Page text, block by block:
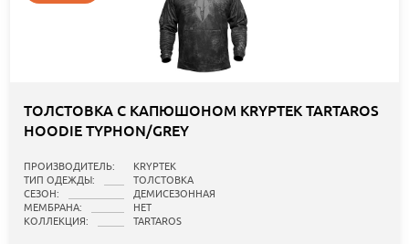
ТОЛСТОВКА С КАПЮШОНОМ KRYPTEK TARTAROS
HOODIE TYPHON/GREY
ПРОИЗВОДИТЕЛЬ:
KRYPTEK
ТИП ОДЕЖДЫ:
ТОЛСТОВКА
СЕЗОН:
ДЕМИСЕЗОННАЯ
МЕМБРАНА:
НЕТ
КОЛЛЕКЦИЯ:
TARTAROS